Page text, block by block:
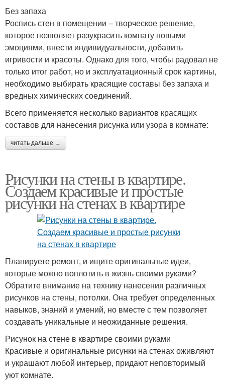
Без запаха
Роспись стен в помещении – творческое решение,
которое позволяет разукрасить комнату новыми
эмоциями, внести индивидуальности, добавить
игривости и красоты. Однако для того, чтобы радовал не
только итог работ, но и эксплуатационный срок картины,
необходимо выбирать красящие составы без запаха и
вредных химических соединений.
Всего применяется несколько вариантов красящих
составов для нанесения рисунка или узора в комнате:
читать дальше →
Рисунки на стены в квартире.
Создаем красивые и простые
рисунки на стенах в квартире
Планируете ремонт, и ищите оригинальные идеи,
которые можно воплотить в жизнь своими руками?
Обратите внимание на технику нанесения различных
рисунков на стены, потолки. Она требует определенных
навыков, знаний и умений, но вместе с тем позволяет
создавать уникальные и неожиданные решения.
Рисунок на стене в квартире своими руками
Красивые и оригинальные рисунки на стенах оживляют
и украшают любой интерьер, придают неповторимый
уют комнате.